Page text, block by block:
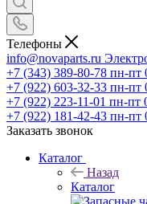
Телефоны
info@novaparts.ru
+7 (343) 389-80-78 пн-пт
+7 (922) 603-32-33 пн-пт
+7 (922) 223-11-01 пн-пт
+7 (922) 181-42-43 пн-пт
Заказать звонок
Каталог
Назад
Каталог